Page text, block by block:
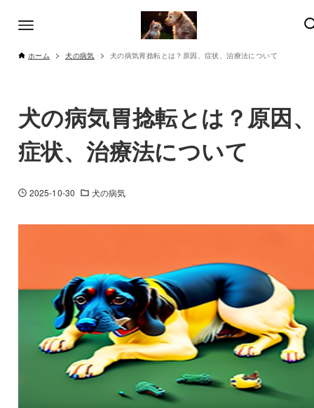
ホーム 犬の病気 犬の病気胃捻転とは？原因、症状、治療法について
犬の病気胃捻転とは？原因
症状、治療法について
2025-10-30 犬の病気